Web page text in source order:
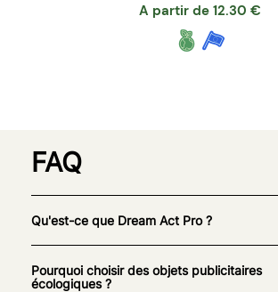
A partir de 12.30 €
FAQ
Qu'est-ce que Dream Act Pro ?
Pourquoi choisir des objets publicitaires
écologiques ?